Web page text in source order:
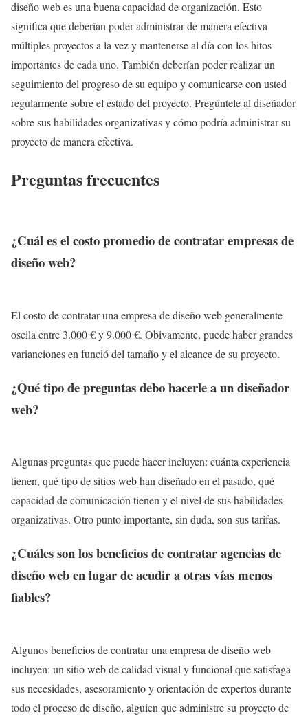
diseño web es una buena capacidad de organización. Esto
significa que deberían poder administrar de manera efectiva
múltiples proyectos a la vez y mantenerse al día con los hitos
importantes de cada uno. También deberían poder realizar un
seguimiento del progreso de su equipo y comunicarse con usted
regularmente sobre el estado del proyecto. Pregúntele al diseñador
sobre sus habilidades organizativas y cómo podría administrar su
proyecto de manera efectiva.
Preguntas frecuentes
¿Cuál es el costo promedio de contratar empresas de
diseño web?
El costo de contratar una empresa de diseño web generalmente
oscila entre 3.000 € y 9.000 €. Obivamente, puede haber grandes
varianciones en funció del tamaño y el alcance de su proyecto.
¿Qué tipo de preguntas debo hacerle a un diseñador
web?
Algunas preguntas que puede hacer incluyen: cuánta experiencia
tienen, qué tipo de sitios web han diseñado en el pasado, qué
capacidad de comunicación tienen y el nivel de sus habilidades
organizativas. Otro punto importante, sin duda, son sus tarifas.
¿Cuáles son los beneficios de contratar agencias de
diseño web en lugar de acudir a otras vías menos
fiables?
Algunos beneficios de contratar una empresa de diseño web
incluyen: un sitio web de calidad visual y funcional que satisfaga
sus necesidades, asesoramiento y orientación de expertos durante
todo el proceso de diseño, alguien que administre su proyecto de